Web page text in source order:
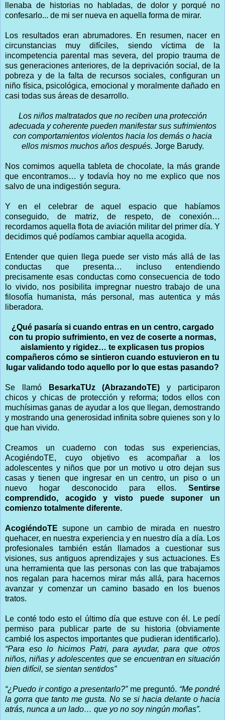
llenaba de historias no habladas, de dolor y porqué no
confesarlo... de mi ser nueva en aquella forma de mirar.
Los resultados eran abrumadores. En resumen, nacer en
circunstancias muy difíciles, siendo víctima de la
incompetencia parental mas severa, del propio trauma de
sus generaciones anteriores, de la deprivación social, de la
pobreza y de la falta de recursos sociales, configuran un
niño física, psicológica, emocional y moralmente dañado en
casi todas sus áreas de desarrollo.
Los niños maltratados que no reciben una protección
adecuada y coherente pueden manifestar sus sufrimientos
con comportamientos violentos hacia los demás o hacia
ellos mismos muchos años después. Jorge Barudy.
Nos comimos aquella tableta de chocolate, la más grande
que encontramos… y todavía hoy no me explico que nos
salvo de una indigestión segura.
Y en el celebrar de aquel espacio que habíamos
conseguido, de matriz, de respeto, de conexión…
recordamos aquella flota de aviación militar del primer día. Y
decidimos qué podíamos cambiar aquella acogida.
Entender que quien llega puede ser visto más allá de las
conductas que presenta… incluso entendiendo
precisamente esas conductas como consecuencia de todo
lo vivido, nos posibilita impregnar nuestro trabajo de una
filosofía humanista, más personal, mas autentica y más
liberadora.
¿Qué pasaría si cuando entras en un centro, cargado
con tu propio sufrimiento, en vez de coserte a normas,
aislamiento y rigidez… te explicasen tus propios
compañeros cómo se sintieron cuando estuvieron en tu
lugar validando todo aquello por lo que estas pasando?
Se llamó BesarkaTUz (AbrazandoTE) y participaron
chicos y chicas de protección y reforma; todos ellos con
muchísimas ganas de ayudar a los que llegan, demostrando
y mostrando una generosidad infinita sobre quienes son y lo
que han vivido.
Creamos un cuaderno con todas sus experiencias,
AcogiéndoTE, cuyo objetivo es acompañar a los
adolescentes y niños que por un motivo u otro dejan sus
casas y tienen que ingresar en un centro, un piso o un
nuevo hogar desconocido para ellos. Sentirse
comprendido, acogido y visto puede suponer un
comienzo totalmente diferente.
AcogiéndoTE supone un cambio de mirada en nuestro
quehacer, en nuestra experiencia y en nuestro día a día. Los
profesionales también están llamados a cuestionar sus
visiones, sus antiguos aprendizajes y sus actuaciones. Es
una herramienta que las personas con las que trabajamos
nos regalan para hacernos mirar más allá, para hacernos
avanzar y comenzar un camino basado en los buenos
tratos.
Le conté todo esto el último día que estuve con él. Le pedí
permiso para publicar parte de su historia (obviamente
cambié los aspectos importantes que pudieran identificarlo).
“Para eso lo hicimos Patri, para ayudar, para que otros
niños, niñas y adolescentes que se encuentran en situación
bien difícil, se sientan sentidos”
“¿Puedo ir contigo a presentarlo?”me preguntó. “Me pondré
la gorra que tanto me gusta. No se si hacia delante o hacia
atrás, nunca a un lado… que yo no soy ningún moñas”.